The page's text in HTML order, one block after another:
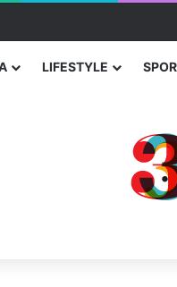
traže poseban status za
LIFESTYLE